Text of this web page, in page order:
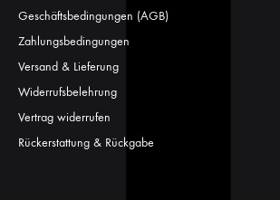
Geschäftsbedingungen (AGB)
Zahlungsbedingungen
Versand & Lieferung
Widerrufsbelehrung
Vertrag widerrufen
Rückerstattung & Rückgabe